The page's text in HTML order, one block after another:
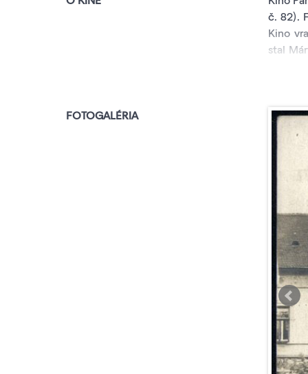
č. 82).
Kino
stal
na
Popri
sa
vraj
malo
Kino
plátna
FOTOGALÉRIA